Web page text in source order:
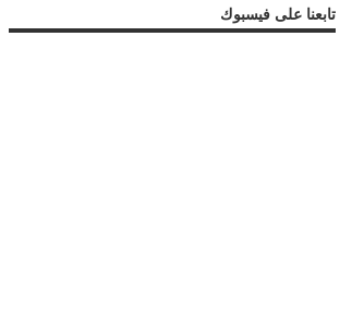
تابعنا على فيسبوك